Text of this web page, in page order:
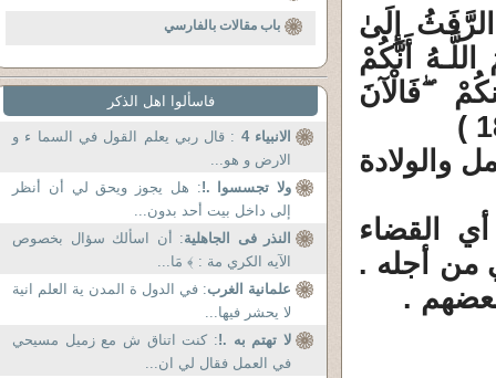
إِلَىٰ
اللَّـهُ أَنَّكُمْ
ۖفَالْآنَ
والولادة
القضاء
من أجله .
.
باب مقالات بالفارسي
فاسألوا اهل الذكر
الانبياء 4
: قال ربي يعلم القول في السما ء و
الارض و هو...
ولا تجسسوا .!: هل يجوز ويحق لي أن أنظر
إلى داخل بيت أحد بدون...
النذر فى الجاهلية: أن اسألك سؤال بخصوص
الآيه الكري مة : ﴾ مَا...
علمانية الغرب: في الدول ة المدن ية العلم انية
لا يحشر فيها...
لا تهتم به .!: كنت اتناق ش مع زميل مسيحي
في العمل فقال لي ان...